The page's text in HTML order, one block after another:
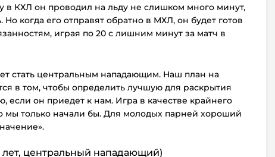
в КХЛ он проводил на льду не слишком много минут,
Но когда его отправят обратно в МХЛ, он будет готов
играя по 20 с лишним минут за матч в
стать центральным нападающим. Наш план на
в том, чтобы определить лучшую для раскрытия
если он приедет к нам. Игра в качестве крайнего
мы только начали бы. Для молодых парней хороший
лет, центральный нападающий)